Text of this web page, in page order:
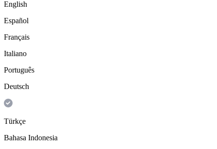
English
Español
Français
Italiano
Português
Deutsch
Türkçe
Bahasa Indonesia